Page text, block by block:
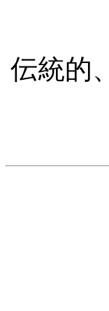
伝統的